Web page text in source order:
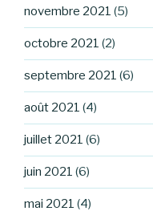
novembre 2021 (5)
octobre 2021 (2)
septembre 2021 (6)
août 2021 (4)
juillet 2021 (6)
juin 2021 (6)
mai 2021 (4)